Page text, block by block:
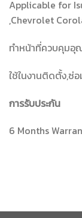
Applicable for
,Chevrolet
ทำหน้าที่ควบคุมอุ
ใช้ในงานติดตั้ง,ซ่
การรับประกัน
6 Months